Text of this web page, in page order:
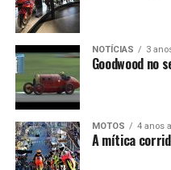
NOTÍCIAS 3
Goodwood no
MOTOS 4 anos
A mítica